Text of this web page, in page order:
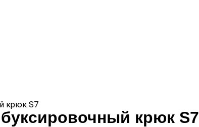
крюк S7
крюк S7